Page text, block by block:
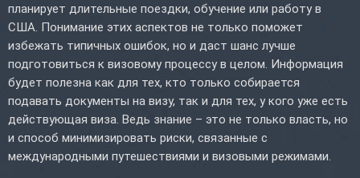
планирует длительные поездки, обучение или работу в
США. Понимание этих аспектов не только поможет
избежать типичных ошибок, но и даст шанс лучше
подготовиться к визовому процессу в целом. Информация
будет полезна как для тех, кто только собирается
подавать документы на визу, так и для тех, у кого уже есть
действующая виза. Ведь знание – это не только власть, но
и способ минимизировать риски, связанные с
международными путешествиями и визовыми режимами.